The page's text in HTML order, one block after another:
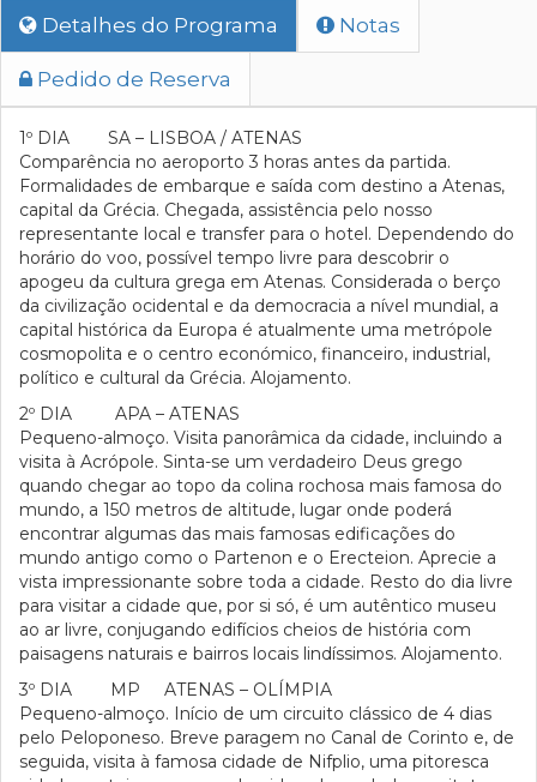
Detalhes do Programa Notas
Pedido de Reserva
1º DIA SA – LISBOA / ATENAS
Comparência no aeroporto 3 horas antes da partida.
Formalidades de embarque e saída com destino a Atenas,
capital da Grécia. Chegada, assistência pelo nosso
representante local e transfer para o hotel. Dependendo do
horário do voo, possível tempo livre para descobrir o
apogeu da cultura grega em Atenas. Considerada o berço
da civilização ocidental e da democracia a nível mundial, a
capital histórica da Europa é atualmente uma metrópole
cosmopolita e o centro económico, financeiro, industrial,
político e cultural da Grécia. Alojamento.
2º DIA APA – ATENAS
Pequeno-almoço. Visita panorâmica da cidade, incluindo a
visita à Acrópole. Sinta-se um verdadeiro Deus grego
quando chegar ao topo da colina rochosa mais famosa do
mundo, a 150 metros de altitude, lugar onde poderá
encontrar algumas das mais famosas edificações do
mundo antigo como o Partenon e o Erecteion. Aprecie a
vista impressionante sobre toda a cidade. Resto do dia livre
para visitar a cidade que, por si só, é um autêntico museu
ao ar livre, conjugando edifícios cheios de história com
paisagens naturais e bairros locais lindíssimos. Alojamento.
3º DIA MP ATENAS – OLÍMPIA
Pequeno-almoço. Início de um circuito clássico de 4 dias
pelo Peloponeso. Breve paragem no Canal de Corinto e, de
seguida, visita à famosa cidade de Nifplio, uma pitoresca